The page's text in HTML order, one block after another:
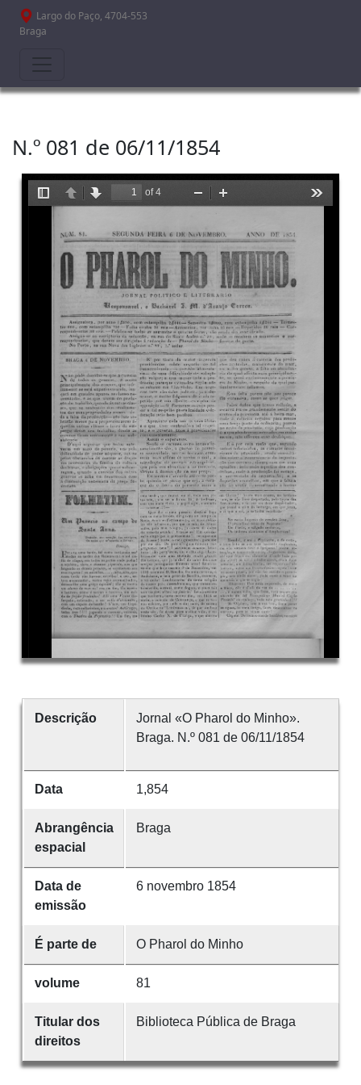
Passar para o conteúdo principal
Largo do Paço, 4704-553
Braga
N.º 081 de 06/11/1854
Descrição
Jornal «O Pharol do Minho».
Braga. N.º 081 de 06/11/1854
Data 1,854
Abrangência
espacial
Braga
Data de
emissão
6 novembro 1854
É parte de O Pharol do Minho
volume 81
Titular dos
direitos
Biblioteca Pública de Braga